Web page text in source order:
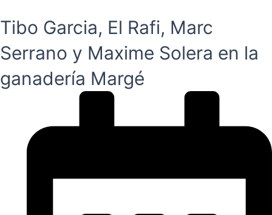
Tibo Garcia, El Rafi, Marc
Serrano y Maxime Solera en la
ganadería Margé